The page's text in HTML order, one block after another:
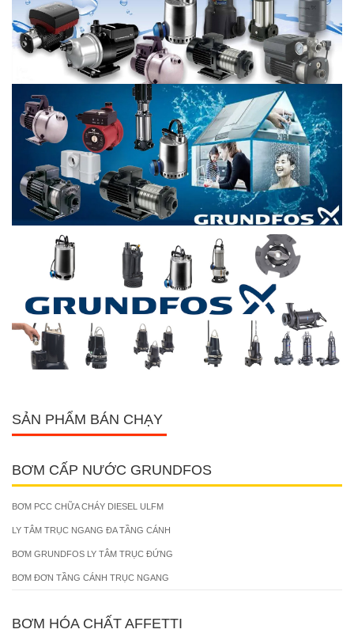
SẢN PHẨM BÁN CHẠY
BƠM CẤP NƯỚC GRUNDFOS
BƠM PCC CHỮA CHÁY DIESEL ULFM
LY TÂM TRỤC NGANG ĐA TẦNG CÁNH
BƠM GRUNDFOS LY TÂM TRỤC ĐỨNG
BƠM ĐƠN TẦNG CÁNH TRỤC NGANG
BƠM HÓA CHẤT AFFETTI